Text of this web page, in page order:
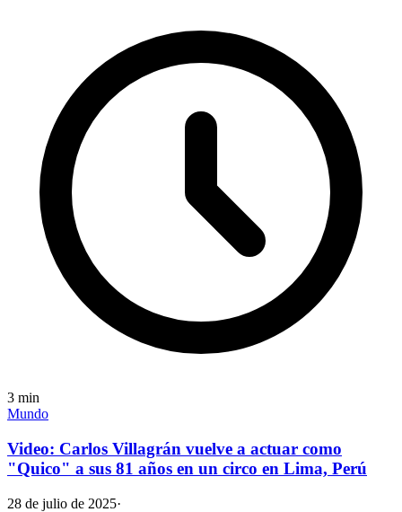
3 min
Mundo
Video: Carlos Villagrán vuelve a actuar como
"Quico" a sus 81 años en un circo en Lima, Perú
28 de julio de 2025·